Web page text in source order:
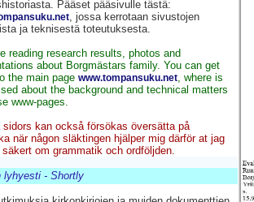
Pääset pääsivulle tästä:
, jossa kerrotaan sivustojen
ja teknisestä toteutuksesta.
reading research results, photos and
about Borgmästars family. You can get
the main pagewww.tompansuku.net, where is
about the background and technical matters
www-pages.
sidors kan också försökas översätta på
när någon släktingen hjälper mig därför at jag
säkert om grammatik och ordföljden.
lyhyesti - Shortly